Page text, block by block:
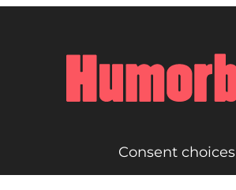
Consent choices